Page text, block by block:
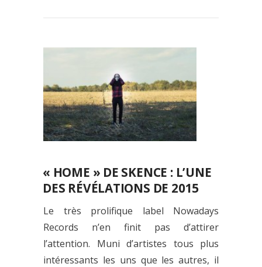
« HOME » DE SKENCE : L’UNE
DES RÉVÉLATIONS DE 2015
Le très prolifique label Nowadays
Records n’en finit pas d’attirer
l’attention. Muni d’artistes tous plus
intéressants les uns que les autres, il